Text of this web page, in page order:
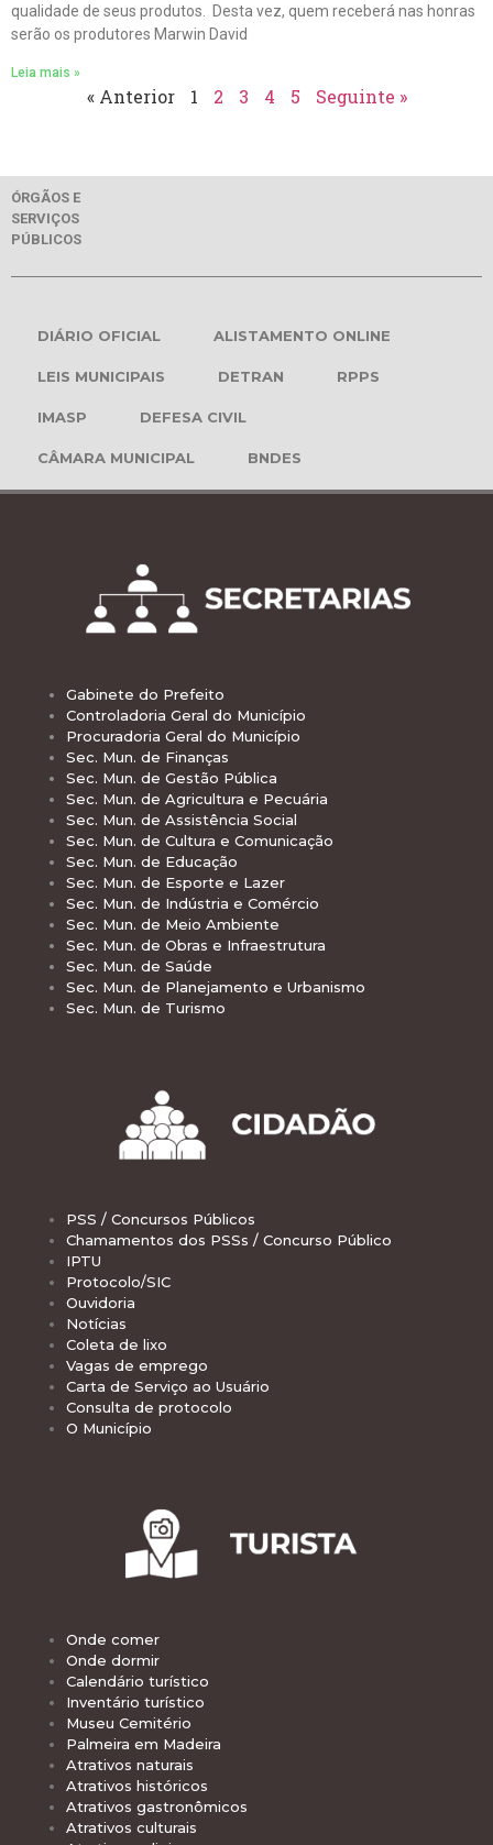
qualidade de seus produtos. Desta vez, quem receberá nas honras
serão os produtores Marwin David
Leia mais »
« Anterior 1 2 3 4 5 Seguinte »
ÓRGÃOS E
SERVIÇOS
PÚBLICOS
DIÁRIO OFICIAL ALISTAMENTO ONLINE
LEIS MUNICIPAIS DETRAN RPPS
IMASP DEFESA CIVIL
CÂMARA MUNICIPAL BNDES
Gabinete do Prefeito
Controladoria Geral do Município
Procuradoria Geral do Município
Sec. Mun. de Finanças
Sec. Mun. de Gestão Pública
Sec. Mun. de Agricultura e Pecuária
Sec. Mun. de Assistência Social
Sec. Mun. de Cultura e Comunicação
Sec. Mun. de Educação
Sec. Mun. de Esporte e Lazer
Sec. Mun. de Indústria e Comércio
Sec. Mun. de Meio Ambiente
Sec. Mun. de Obras e Infraestrutura
Sec. Mun. de Saúde
Sec. Mun. de Planejamento e Urbanismo
Sec. Mun. de Turismo
PSS / Concursos Públicos
Chamamentos dos PSSs / Concurso Público
IPTU
Protocolo/SIC
Ouvidoria
Notícias
Coleta de lixo
Vagas de emprego
Carta de Serviço ao Usuário
Consulta de protocolo
O Município
Onde comer
Onde dormir
Calendário turístico
Inventário turístico
Museu Cemitério
Palmeira em Madeira
Atrativos naturais
Atrativos históricos
Atrativos gastronômicos
Atrativos culturais